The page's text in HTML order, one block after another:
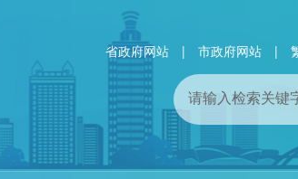
省政府网站 | 市政府网站 |